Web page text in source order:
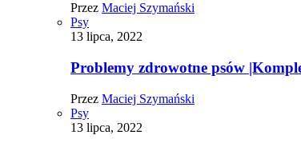
Przez Maciej Szymański
Psy
13 lipca, 2022
Problemy zdrowotne psów
Przez Maciej Szymański
Psy
13 lipca, 2022